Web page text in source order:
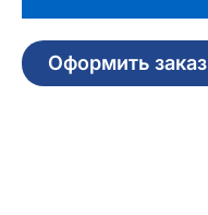
Оформить заказ